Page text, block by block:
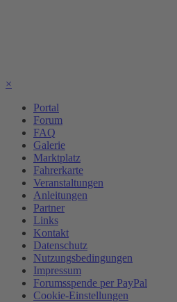
×
Portal
Forum
FAQ
Galerie
Marktplatz
Fahrerkarte
Veranstaltungen
Anleitungen
Partner
Links
Kontakt
Datenschutz
Nutzungsbedingungen
Impressum
Forumsspende per PayPal
Cookie-Einstellungen